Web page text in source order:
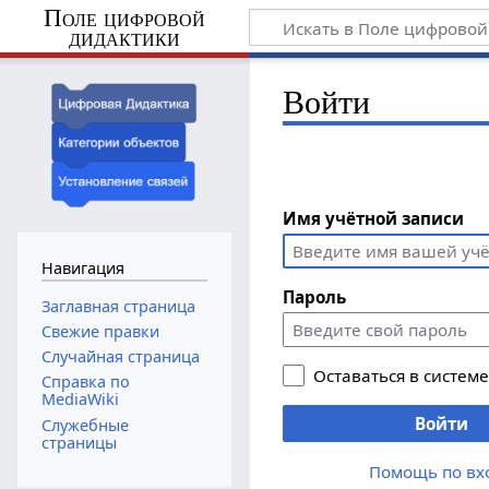
Поле цифровой
дидактики
Войти
Имя учётной записи
Пароль
Оставаться в системе
Войти
Помощь по
Навигация
Заглавная страница
Свежие правки
Случайная страница
Справка по
MediaWiki
Служебные
страницы